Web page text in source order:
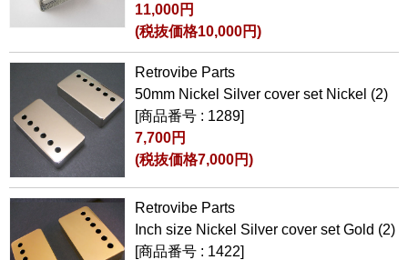
11,000円
(税抜価格10,000円)
Retrovibe Parts
50mm Nickel Silver cover set Nickel (2)
[商品番号 : 1289]
7,700円
(税抜価格7,000円)
Retrovibe Parts
Inch size Nickel Silver cover set Gold (2)
[商品番号 : 1422]